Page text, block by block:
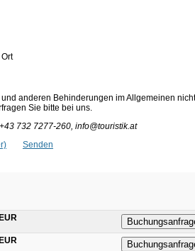
anderen Behinderungen im Allgemeinen nicht
Sie bitte bei uns.
732 7277-260, info@touristik.at
Senden